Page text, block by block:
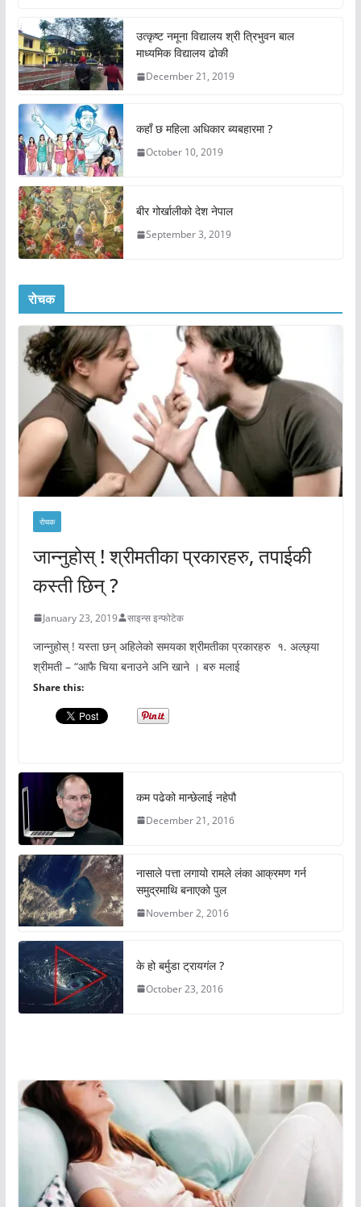
उत्कृष्ट नमूना विद्यालय श्री त्रिभुवन बाल
माध्यमिक विद्यालय ढोकी
December 21, 2019
कहाँ छ महिला अधिकार ब्यबहारमा ?
October 10, 2019
बीर गोर्खालीको देश नेपाल
September 3, 2019
रोचक
रोचक
जान्नुहोस् ! श्रीमतीका प्रकारहरु, तपाईकी
कस्ती छिन् ?
January 23, 2019 साइन्स इन्फोटेक
जान्नुहोस् ! यस्ता छन् अहिलेको समयका श्रीमतीका प्रकारहरु १. अल्छ्या
श्रीमती – “आफै चिया बनाउने अनि खाने । बरु मलाई
Share this:
कम पढेको मान्छेलाई नहेपौ
December 21, 2016
नासाले पत्ता लगायो रामले लंका आक्रमण गर्न
समुद्रमाथि बनाएको पुल
November 2, 2016
के हो बर्मुडा ट्रायगंल ?
October 23, 2016